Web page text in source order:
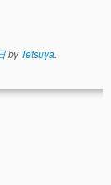
byTetsuya.